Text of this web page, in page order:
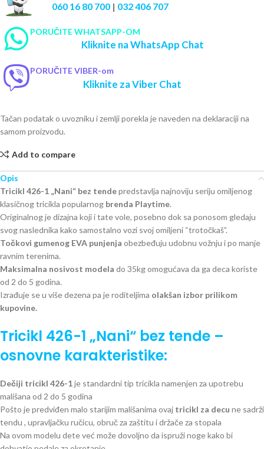
060 16 80 700 | 032 406 707
PORUČITE WHATSAPP-OM
Kliknite na WhatsApp Chat
PORUČITE VIBER-om
Kliknite za Viber Chat
Tačan podatak o uvozniku i zemlji porekla je naveden na deklaraciji na
samom proizvodu.
Add to compare
Opis
Tricikl 426-1 „Nani“ bez tendepredstavlja najnoviju seriju omiljenog
klasičnog tricikla popularnog brenda Playtime.
Originalnog je dizajna koji i tate vole, posebno dok sa ponosom gledaju
svog naslednika kako samostalno vozi svoj omiljeni “trotočkaš”.
Točkovi gumenog EVA punjenja obezbeđuju udobnu vožnju i po manje
ravnim terenima.
Maksimalna nosivost modela do 35kg omogućava da ga deca koriste
od 2 do 5 godina.
Izrađuje se u više dezena pa je roditeljima olakšan izbor prilikom
kupovine.
Tricikl 426-1 „Nani“ bez tende –
osnovne karakteristike:
Dečiji tricikl 426-1je standardni tip tricikla namenjen za upotrebu
mališana od 2 do 5 godina
Pošto je predviđen malo starijim mališanima ovaj tricikl za decu ne sadrži
tendu , upravljačku ručicu, obruč za zaštitu i držače za stopala
Na ovom modelu dete već može dovoljno da ispruži noge kako bi